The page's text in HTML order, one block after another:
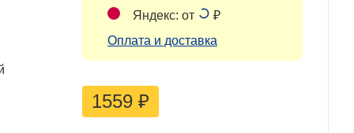
Яндекс: от
₽
Оплата и доставка
1559 ₽